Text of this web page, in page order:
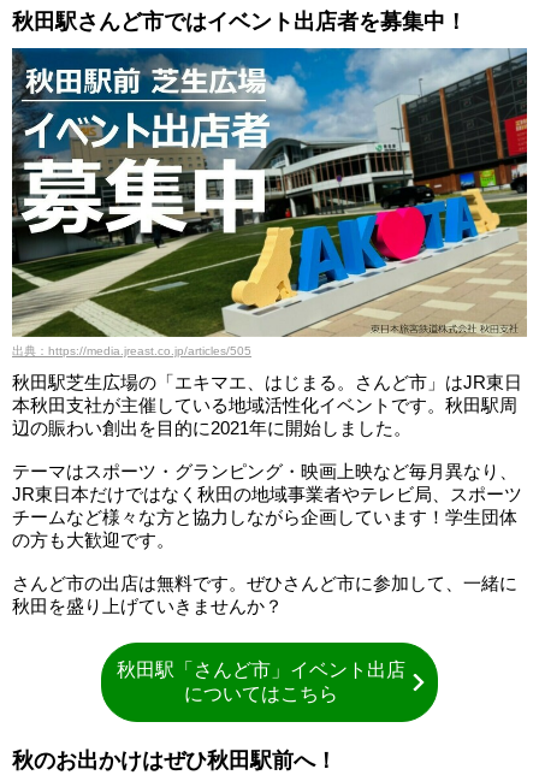
秋田駅さんど市ではイベント出店者を募集中！
出典：https://media.jreast.co.jp/articles/505
秋田駅芝生広場の「エキマエ、はじまる。さんど市」はJR東日
本秋田支社が主催している地域活性化イベントです。秋田駅周
辺の賑わい創出を目的に2021年に開始しました。
テーマはスポーツ・グランピング・映画上映など毎月異なり、
JR東日本だけではなく秋田の地域事業者やテレビ局、スポーツ
チームなど様々な方と協力しながら企画しています！学生団体
の方も大歓迎です。
さんど市の出店は無料です。ぜひさんど市に参加して、一緒に
秋田を盛り上げていきませんか？
秋田駅「さんど市」イベント出店
についてはこちら
秋のお出かけはぜひ秋田駅前へ！